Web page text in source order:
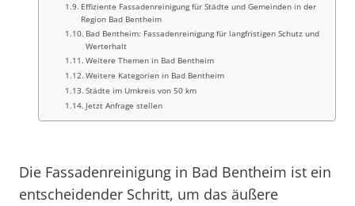
Effiziente Fassadenreinigung für Städte und Gemeinden in der
Region Bad Bentheim
Bad Bentheim: Fassadenreinigung für langfristigen Schutz und
Werterhalt
Weitere Themen in Bad Bentheim
Weitere Kategorien in Bad Bentheim
Städte im Umkreis von 50 km
Jetzt Anfrage stellen
Die Fassadenreinigung in Bad Bentheim ist ein
entscheidender Schritt, um das äußere